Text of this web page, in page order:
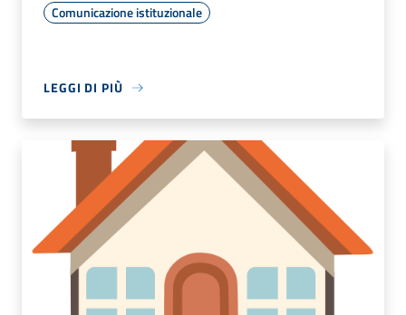
Comunicazione istituzionale
LEGGI DI PIÙ